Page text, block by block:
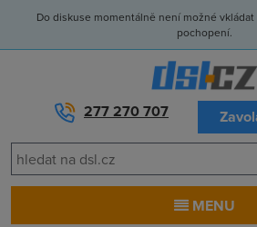
Do diskuse momentálně není možné
pochopení.
277 270 707
MENU